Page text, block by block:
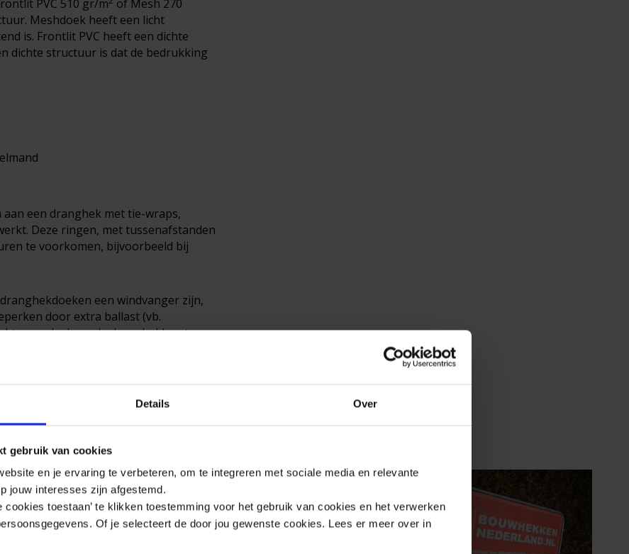
Details Over
gebruik van cookies
en je ervaring te verbeteren, om te integreren met sociale media en relevante
jouw interesses zijn afgestemd.
cookies toestaan’ te klikken toestemming voor het gebruik van cookies en het verwerken
Of je selecteert de door jou gewenste cookies. Lees er meer over in
PVC 510 gr/m of Mesh 270
Meshdoek heeft een licht
is. Frontlit PVC heeft een dichte
dichte structuur is dat de bedrukking
een dranghek met tie-wraps,
Deze ringen, met tussenafstanden
te voorkomen, bijvoorbeeld bij
een windvanger zijn,
door extra ballast (vb.
een deel van de dranghekken te